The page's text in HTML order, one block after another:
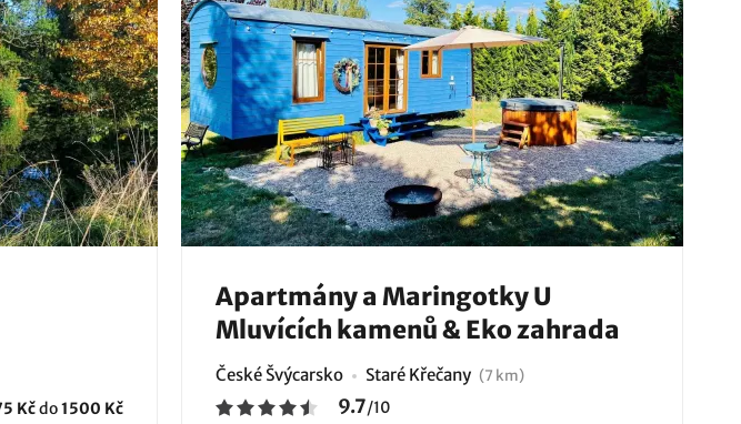
Kčdo1500 Kč
Apartmány a Maringotky U
Mluvících kamenů & Eko zahrada
České Švýcarsko Staré Křečany (7 km)
9.7/10